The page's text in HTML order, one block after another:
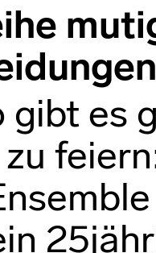
gibt es